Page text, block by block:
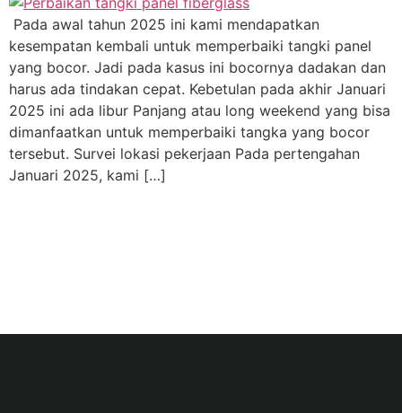
Pada awal tahun 2025 ini kami mendapatkan
kesempatan kembali untuk memperbaiki tangki panel
yang bocor. Jadi pada kasus ini bocornya dadakan dan
harus ada tindakan cepat. Kebetulan pada akhir Januari
2025 ini ada libur Panjang atau long weekend yang bisa
dimanfaatkan untuk memperbaiki tangka yang bocor
tersebut. Survei lokasi pekerjaan Pada pertengahan
Januari 2025, kami […]